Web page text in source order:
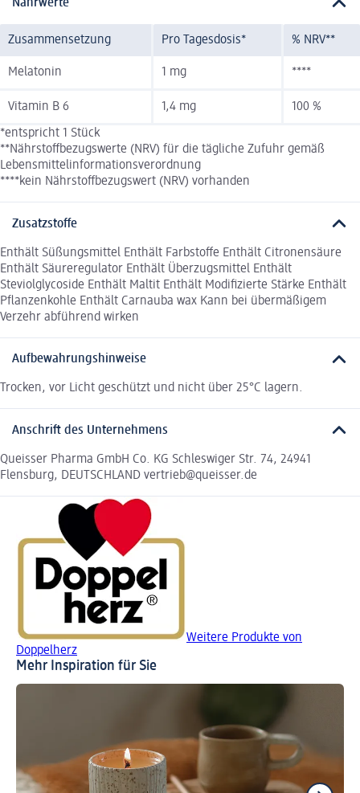
Nährwerte
Zusammensetzung Pro Tagesdosis* % NRV**
Melatonin 1 mg ****
Vitamin B 6 1,4 mg 100 %
*entspricht 1 Stück
**Nährstoffbezugswerte (NRV) für die tägliche Zufuhr gemäß
Lebensmittelinformationsverordnung
****kein Nährstoffbezugswert (NRV) vorhanden
Zusatzstoffe
Enthält Süßungsmittel Enthält Farbstoffe Enthält Citronensäure
Enthält Säureregulator Enthält Überzugsmittel Enthält
Steviolglycoside Enthält Maltit Enthält Modifizierte Stärke Enthält
Pflanzenkohle Enthält Carnauba wax Kann bei übermäßigem
Verzehr abführend wirken
Aufbewahrungshinweise
Trocken, vor Licht geschützt und nicht über 25°C lagern.
Anschrift des Unternehmens
Queisser Pharma GmbH Co. KG Schleswiger Str. 74, 24941
Flensburg, DEUTSCHLAND vertrieb@queisser.de
Weitere Produkte von
Doppelherz
Mehr Inspiration für Sie